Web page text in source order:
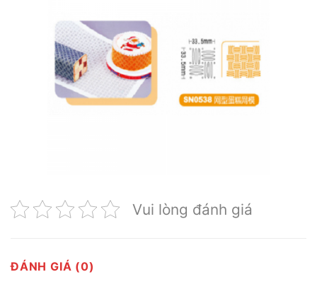
Vui lòng đánh giá
ĐÁNH GIÁ (0)